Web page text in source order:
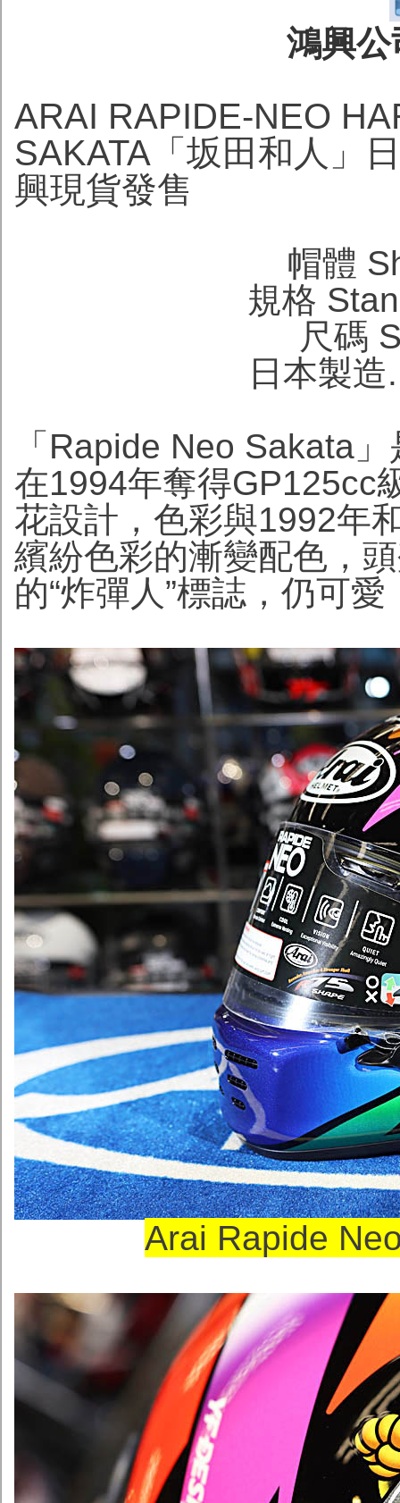
鴻興
ARAI RAPIDE-NEO
SAKATA「坂田和人」
興現貨發售
帽體
規格
尺碼
日本製
「Rapide Neo Sakata
在1994年奪得GP125cc
花設計，色彩與1992年
繽紛色彩的漸變配色，
的“炸彈人”標誌，仍可
Arai Rapide